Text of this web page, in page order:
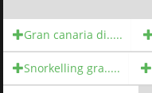
Gran canaria di.....
Snorkelling gra.....